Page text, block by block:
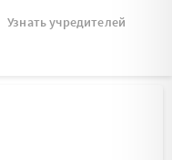
Узнать учредителей